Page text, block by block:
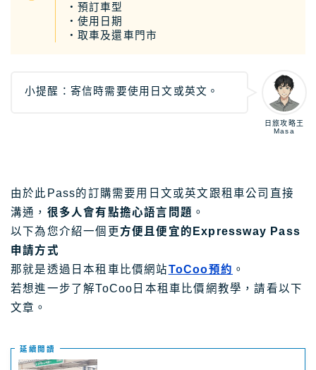
・預訂車型
・使用日期
・取車及還車門市
日旅攻略王
Masa
小提醒：寄信時需要使用日文或英文。
由於此Pass的訂購需要用日文或英文跟租車公司直接
溝通， 很多人會有點擔心語言問題 。
以下為您介紹一個更方便且便宜的Expressway Pass
申請方式
那就是透過日本租車比價網站ToCoo預約 。
若想進一步了解ToCoo日本租車比價網教學，請看以下
文章。
延續閲讀